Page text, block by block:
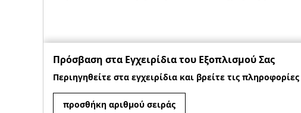
Πρόσβαση στα Εγχειρίδια του Εξοπλισμού Σας
Περιηγηθείτε στα εγχειρίδια και βρείτε τις
προσθήκη αριθμού σειράς